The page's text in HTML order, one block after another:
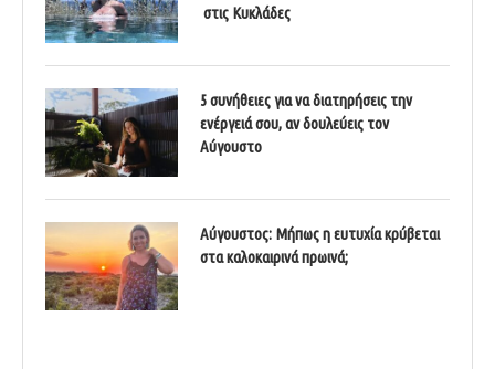
στις Κυκλάδες
5 συνήθειες για να διατηρήσεις την
ενέργειά σου, αν δουλεύεις τον
Αύγουστο
Αύγουστος: Μήπως η ευτυχία κρύβεται
στα καλοκαιρινά πρωινά;